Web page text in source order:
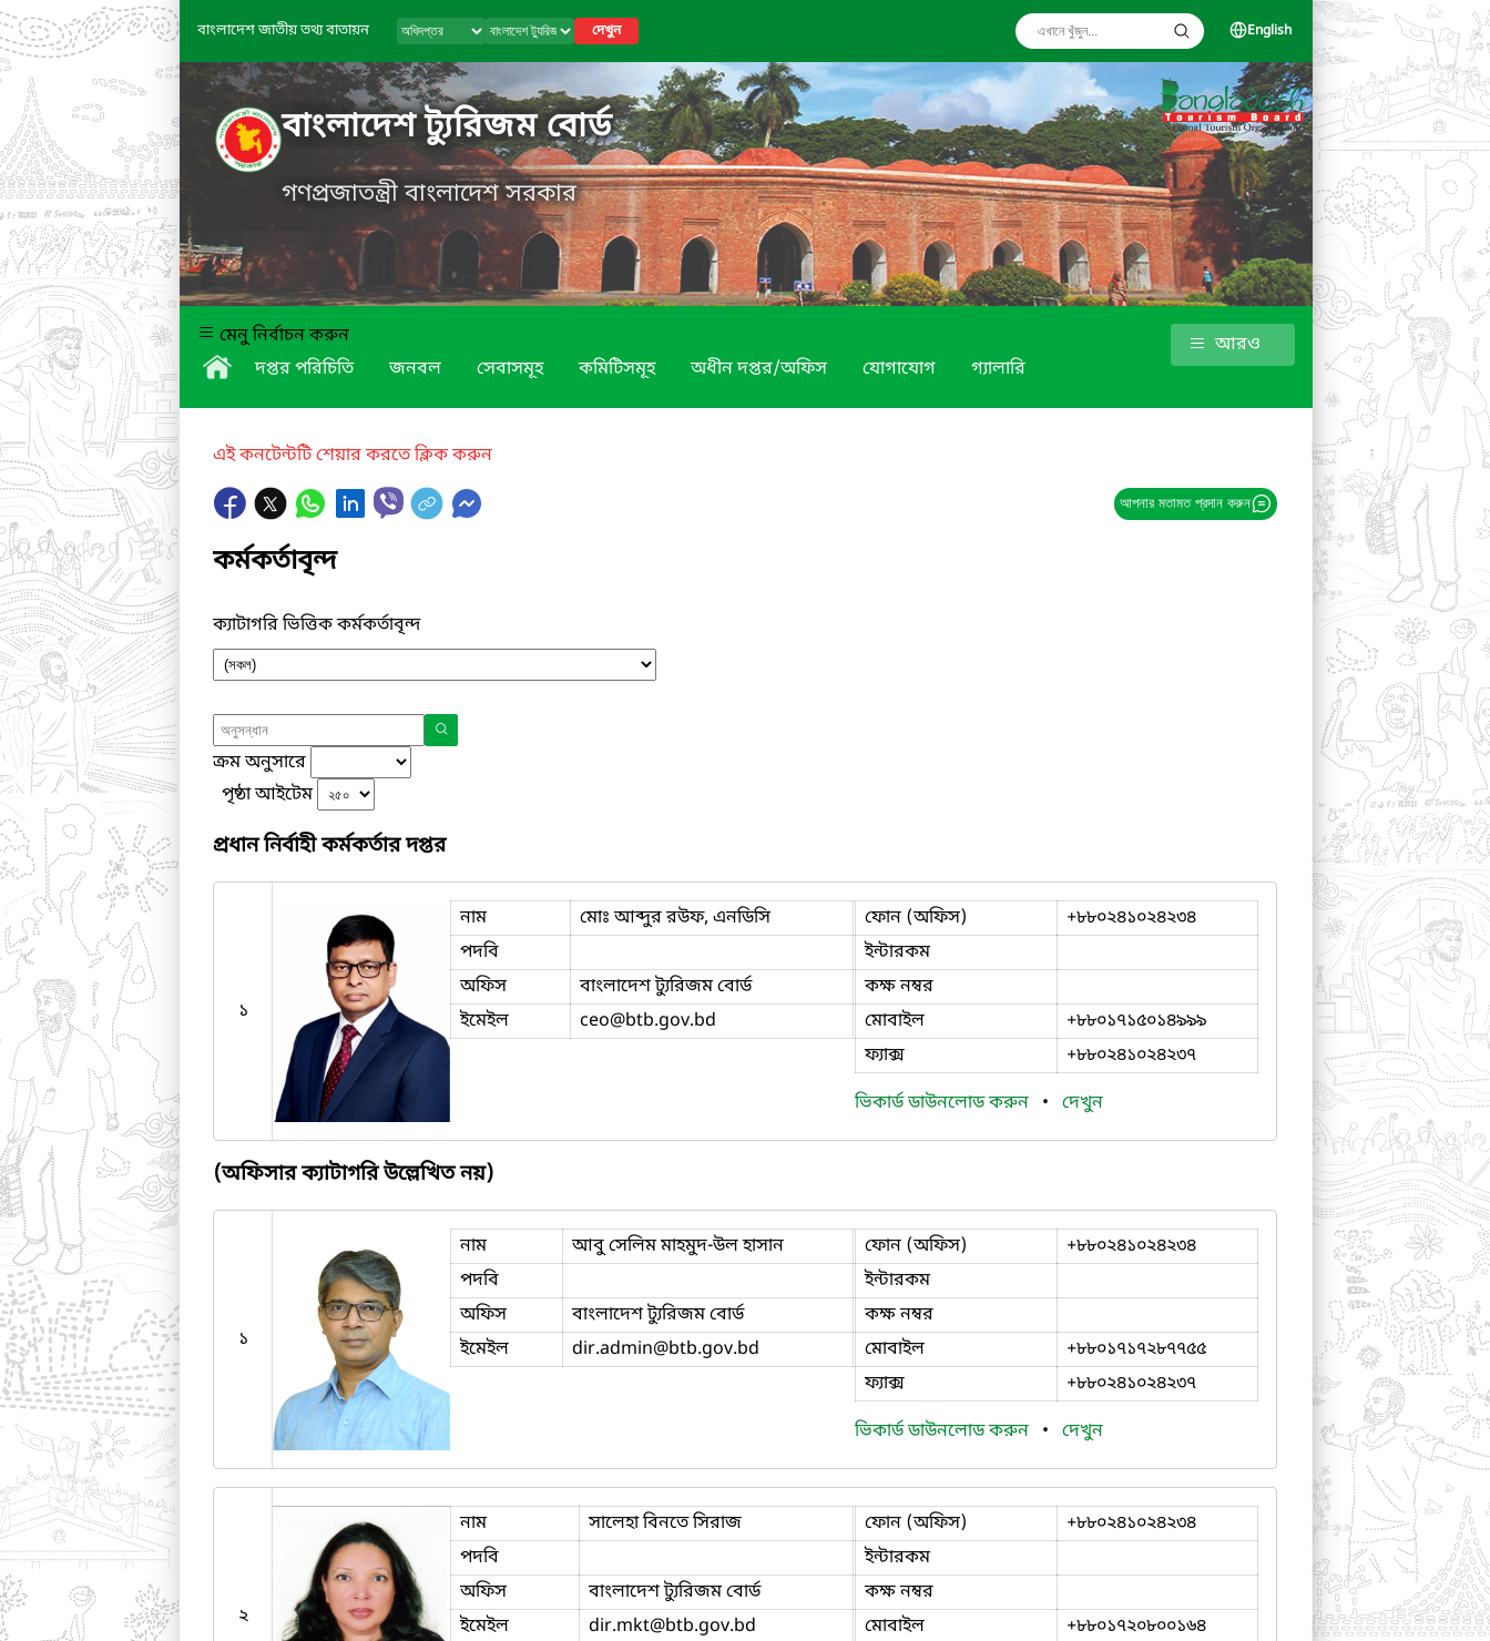
বাংলাদেশ জাতীয় তথ্য বাতায়ন দেখুন English
বাংলাদেশ ট্যুরিজম বোর্ড
গণপ্রজাতন্ত্রী বাংলাদেশ সরকার
মেনু নির্বাচন করুন
দপ্তর পরিচিতি
জনবল সেবাসমূহ কমিটিসমূহ অধীন দপ্তর/অফিস যোগাযোগ গ্যালারি
আরও
এই কনটেন্টটি শেয়ার করতে ক্লিক করুন
আপনার মতামত প্রদান করুন
কর্মকর্তাবৃন্দ
ক্যাটাগরি ভিত্তিক কর্মকর্তাবৃন্দ
ক্রম অনুসারে
পৃষ্ঠা আইটেম
প্রধান নির্বাহী কর্মকর্তার দপ্তর
১
নাম
মোঃ আব্দুর রউফ, এনডিসি
পদবি
অফিস
বাংলাদেশ ট্যুরিজম বোর্ড
ইমেইল
ceo@btb.gov.bd
ফোন (অফিস)
+৮৮০২৪১০২৪২৩৪
ইন্টারকম
কক্ষ নম্বর
মোবাইল
+৮৮০১৭১৫০১৪৯৯৯
ফ্যাক্স
+৮৮০২৪১০২৪২৩৭
ভিকার্ড ডাউনলোড করুন • দেখুন
(অফিসার ক্যাটাগরি উল্লেখিত নয়)
১
নাম
আবু সেলিম মাহমুদ-উল হাসান
পদবি
অফিস
বাংলাদেশ ট্যুরিজম বোর্ড
ইমেইল
dir.admin@btb.gov.bd
ফোন (অফিস)
+৮৮০২৪১০২৪২৩৪
ইন্টারকম
কক্ষ নম্বর
মোবাইল
+৮৮০১৭১৭২৮৭৭৫৫
ফ্যাক্স
+৮৮০২৪১০২৪২৩৭
ভিকার্ড ডাউনলোড করুন • দেখুন
২
নাম
সালেহা বিনতে সিরাজ
পদবি
অফিস
বাংলাদেশ ট্যুরিজম বোর্ড
ইমেইল
dir.mkt@btb.gov.bd
ফোন (অফিস)
+৮৮০২৪১০২৪২৩৪
ইন্টারকম
কক্ষ নম্বর
মোবাইল
+৮৮০১৭২০৮০০১৬৪